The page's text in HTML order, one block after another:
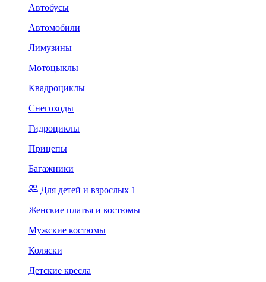
Автобусы
Автомобили
Лимузины
Мотоцыклы
Квадроциклы
Снегоходы
Гидроциклы
Прицепы
Багажники
Для детей и взрослых 1
Женские платья и костюмы
Мужские костюмы
Коляски
Детские кресла